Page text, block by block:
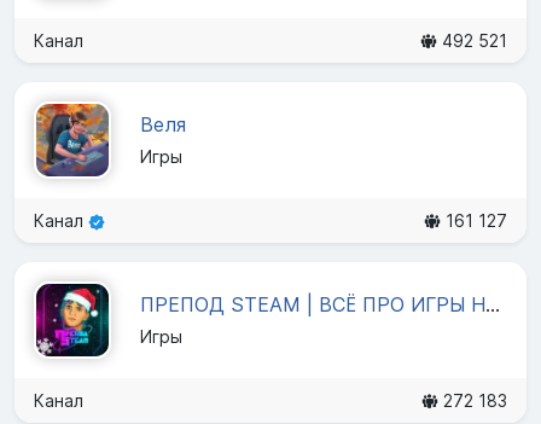
Канал 492 521
Веля
Игры
Канал 161 127
ПРЕПОД STEAM | ВСЁ ПРО ИГРЫ НА ПК
Игры
Канал 272 183